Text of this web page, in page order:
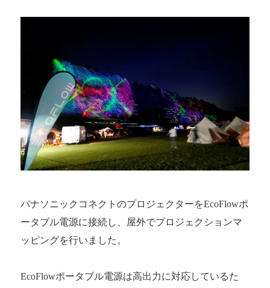
パナソニックコネクトのプロジェクターをEcoFlowポ
ータブル電源に接続し、屋外でプロジェクションマ
ッピングを行いました。
EcoFlowポータブル電源は高出力に対応しているた